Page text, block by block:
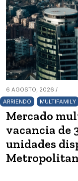
6 AGOSTO, 2026 /
ARRIENDO
MULTIFAMILY
Mercado
vacancia de
unidades